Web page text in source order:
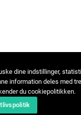
dine indstillinger,
information deles med
du cookiepolitikken.